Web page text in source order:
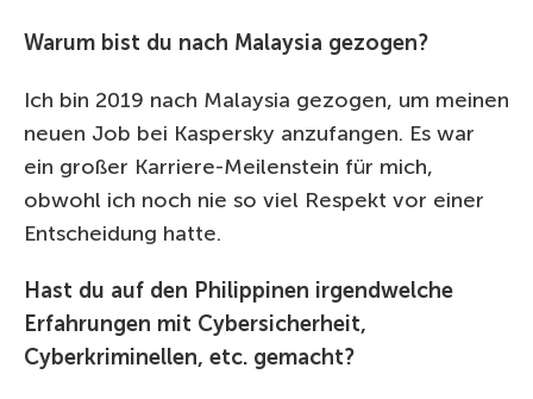
Warum bist du nach Malaysia gezogen?
Ich bin 2019 nach Malaysia gezogen, um meinen
neuen Job bei Kaspersky anzufangen. Es war
ein großer Karriere-Meilenstein für mich,
obwohl ich noch nie so viel Respekt vor einer
Entscheidung hatte.
Hast du auf den Philippinen irgendwelche
Erfahrungen mit Cybersicherheit,
Cyberkriminellen, etc. gemacht?